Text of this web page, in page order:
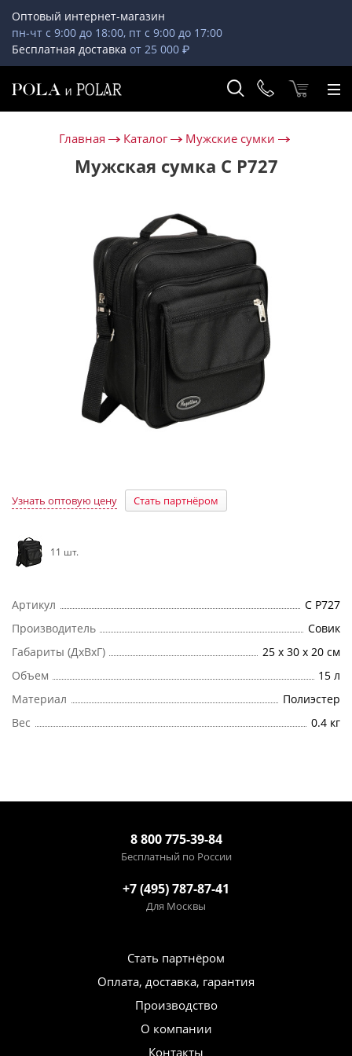
Оптовый интернет-магазин
пн-чт с 9:00 до 18:00, пт с 9:00 до 17:00
Бесплатная доставка от 25 000 ₽
Главная Каталог Мужские сумки
Мужская сумка С Р727
Узнать оптовую цену Стать партнёром
11 шт.
Артикул
С Р727
Производитель
Совик
Габариты (ДхВхГ)
25 х 30 х 20 см
Объем
15 л
Материал
Полиэстер
Вес
0.4 кг
8 800 775-39-84
Бесплатный по России
+7 (495) 787-87-41
Для Москвы
Стать партнёром
Оплата, доставка, гарантия
Производство
О компании
Контакты